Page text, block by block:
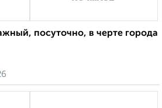
посуточно, в черте города